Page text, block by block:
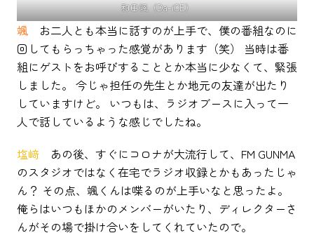
和田颯（Da-iCE）
颯 お二人とも本当に話すのが上手で、僕の番組なのに
回してもらっちゃった感覚があります（笑） 当時は番
組にゲストをお呼びすることとか本当に少なくて、緊張
しました。 今じゃ担任の先生とか地元の友達が出たり
していますけど。 いつもは、ラジオブースに入って一
人で話しているような感じでしたね。
塩﨑 あの後、すぐにコロナが大流行して、FM GUNMA
のスタジオではなく在宅でラジオ収録とかもあったじゃ
ん？ その点、颯くんは喋るのが上手いなと思ったよ。
俺らはいつもほかのメンバーがいたり、ディレクターさ
んがその場で掛け合いをしてくれていたので。